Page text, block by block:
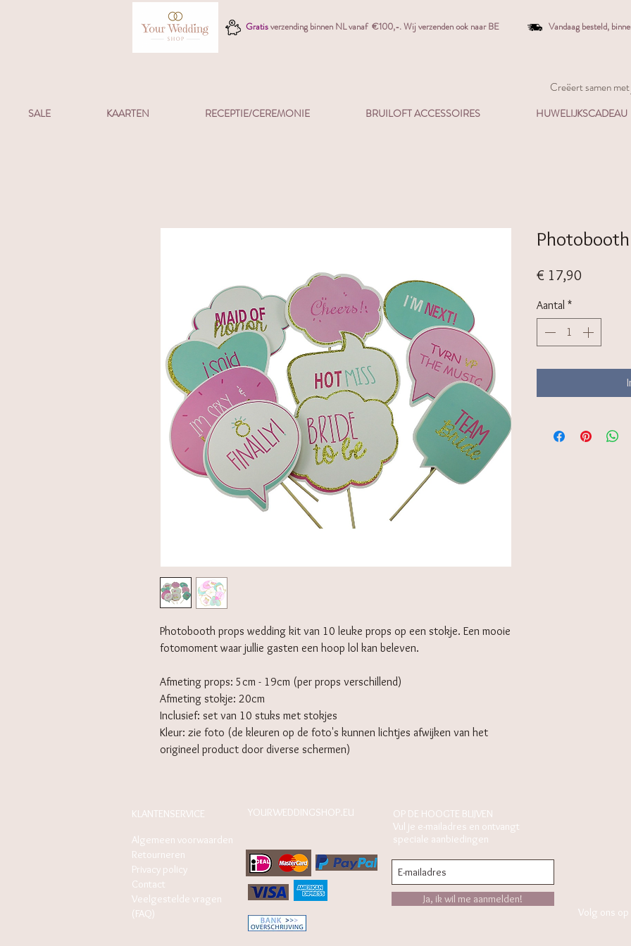
Gratisverzending binnen NL vanaf €100,-. Wij verzenden ook naar BE Vandaag besteld,
Creëert samen
SALE KAARTEN RECEPTIE/CEREMONIE BRUILOFT ACCESSOIRES HUWELIJKSCADEAU
Photobooth props wedding kit van 10 leuke props op een stokje. Een mooie
fotomoment waar jullie gasten een hoop lol kan beleven.
Afmeting props: 5cm - 19cm (per props verschillend)
Afmeting stokje: 20cm
Inclusief: set van 10 stuks met stokjes
Kleur: zie foto (de kleuren op de foto's kunnen lichtjes afwijken van het
origineel product door diverse schermen)
€ 17,90
Aantal *
Volg ons op
KLANTENSERVICE
Algemeen voorwaarden
Retourneren
Privacy policy
Contact
Veelgestelde vragen
(FAQ)
YOURWEDDINGSHOP.EU
OP DE HOOGTE BLIJVEN
Vul je e-mailadres en ontvangt
speciale aanbiedingen
Ja, ik wil me aanmelden!